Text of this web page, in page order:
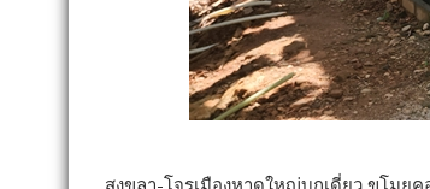
สงขลา-โจรเมืองหาดใหญ่บุกเดี่ยว ขโมย